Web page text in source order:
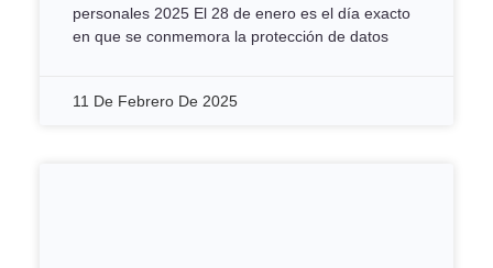
personales 2025 El 28 de enero es el día exacto
en que se conmemora la protección de datos
11 De Febrero De 2025